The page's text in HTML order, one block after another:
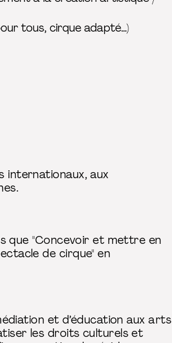
tous, cirque adapté...)
internationaux, aux
que "Concevoir et mettre en
de cirque" en
et d’éducation aux arts
les droits culturels et